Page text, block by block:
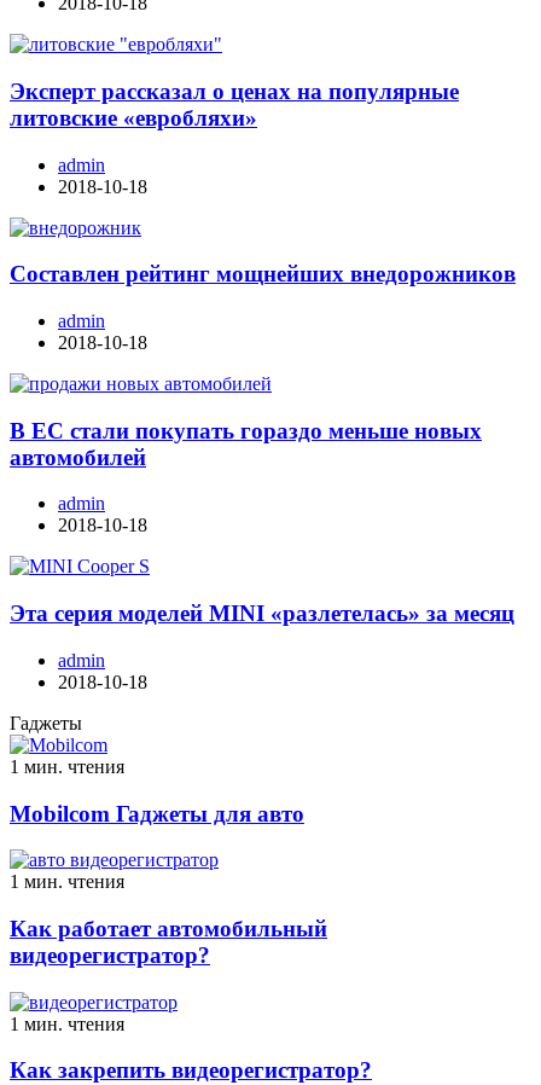
Эксперт рассказал о ценах на популярные
литовские «евробляхи»
admin
2018-10-18
Составлен рейтинг мощнейших внедорожников
admin
2018-10-18
В ЕС стали покупать гораздо меньше новых
автомобилей
admin
2018-10-18
Эта серия моделей MINI «разлетелась» за месяц
admin
2018-10-18
Гаджеты
1 мин. чтения
Mobilcom Гаджеты для авто
1 мин. чтения
Как работает автомобильный
видеорегистратор?
1 мин. чтения
Как закрепить видеорегистратор?